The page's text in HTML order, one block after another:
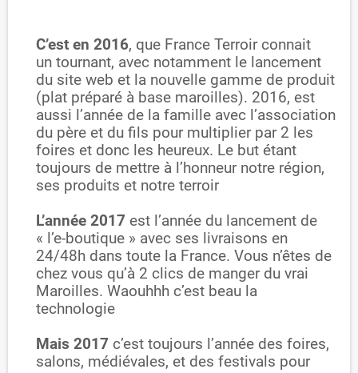
C’est en 2016, que France Terroir connait
un tournant, avec notamment le lancement
du site web et la nouvelle gamme de produit
(plat préparé à base maroilles). 2016, est
aussi l’année de la famille avec l’association
du père et du fils pour multiplier par 2 les
foires et donc les heureux. Le but étant
toujours de mettre à l’honneur notre région,
ses produits et notre terroir
L’année 2017 est l’année du lancement de
« l’e-boutique » avec ses livraisons en
24/48h dans toute la France. Vous n’êtes de
chez vous qu’à 2 clics de manger du vrai
Maroilles. Waouhhh c’est beau la
technologie
Mais 2017 c’est toujours l’année des foires,
salons, médiévales, et des festivals pour